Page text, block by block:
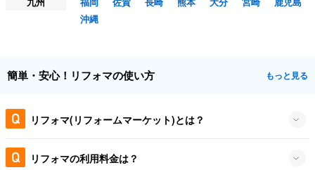
沖縄
簡単・安心！リフォマの使い方 もっと見る
リフォマ(リフォームマーケット)とは？
リフォマの利用料金は？